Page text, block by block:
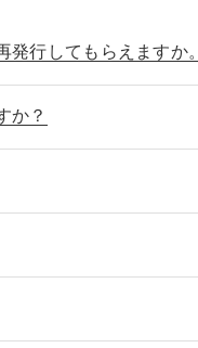
発行してもらえますか。
か？